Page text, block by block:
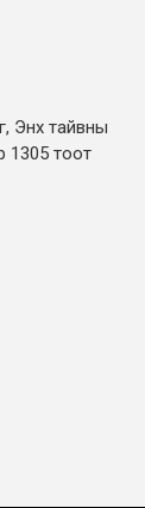
Энх тайвны
1305 тоот